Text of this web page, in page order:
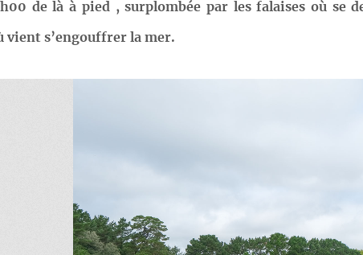
de là à pied , surplombée par les falaises où se
vient s’engouffrer la mer.